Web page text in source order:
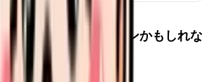
」は転職を考えるサインかもしれな